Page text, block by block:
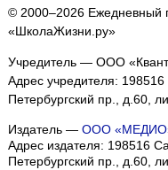
© 2000–2026 Ежедневный
«ШколаЖизни.ру»
Учредитель — ООО
Адрес учредителя: 198516
Петербургский пр., д.60,
Издатель — ООО
Адрес издателя: 198516
Петербургский пр., д.60,